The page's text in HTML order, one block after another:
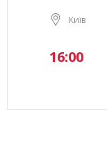
Київ
16:00